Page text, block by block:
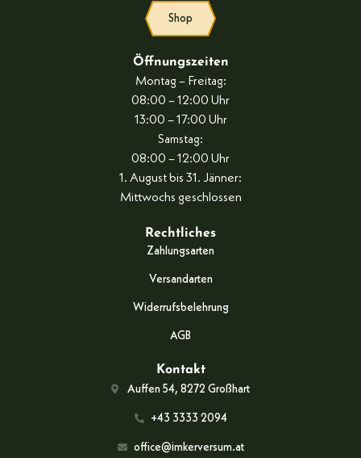
Shop
Öffnungszeiten
Montag – Freitag:
08:00 – 12:00 Uhr
13:00 – 17:00 Uhr
Samstag:
08:00 – 12:00 Uhr
1. August bis 31. Jänner:
Mittwochs geschlossen
Rechtliches
Zahlungsarten
Versandarten
Widerrufsbelehrung
AGB
Kontakt
Auffen 54, 8272 Großhart
+43 3333 2094
office@imkerversum.at